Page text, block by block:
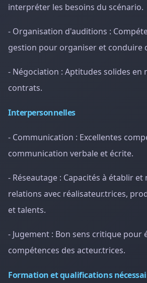
interpréter les besoins du scénario.
- Organisation d'auditions :
gestion pour organiser et conduire
- Négociation : Aptitudes solides en
contrats.
Interpersonnelles
- Communication : Excellentes
communication verbale et écrite.
- Réseautage : Capacités à établir
relations avec réalisateur.trices,
et talents.
- Jugement : Bon sens critique pour
compétences des acteur.trices.
Formation et qualifications